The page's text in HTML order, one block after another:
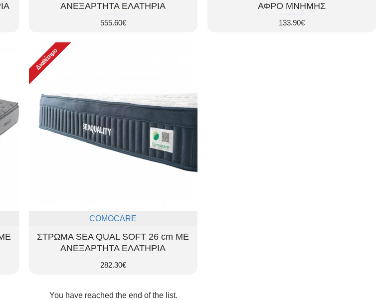
ΑΝΕΞΑΡΤΗΤΑ ΕΛΑΤΗΡΙΑ
555.60€
ΑΦΡΟ ΜΝΗΜΗΣ
133.90€
Διαθέσιμο
COMOCARE
ΣΤΡΩΜΑ SEA QUAL SOFT 26 cm ΜΕ
ΑΝΕΞΑΡΤΗΤΑ ΕΛΑΤΗΡΙΑ
282.30€
You have reached the end of the list.